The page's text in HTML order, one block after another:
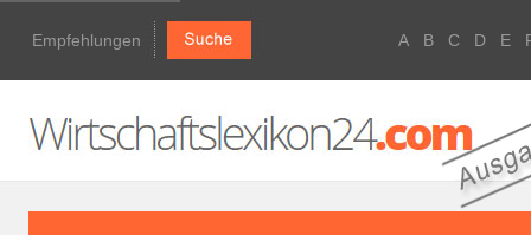
Empfehlungen A B C D E